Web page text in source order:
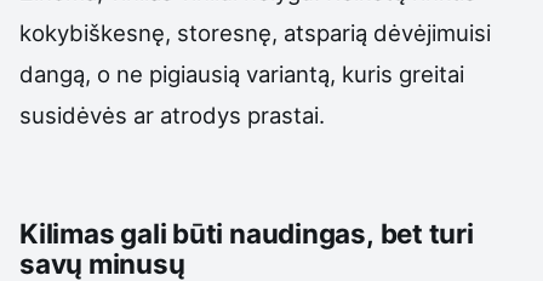
kokybiškesnę, storesnę, atsparią dėvėjimuisi
dangą, o ne pigiausią variantą, kuris greitai
susidėvės ar atrodys prastai.
Kilimas gali būti naudingas, bet turi
savų minusų